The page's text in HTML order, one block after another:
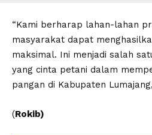
“Kami berharap lahan-lahan
masyarakat dapat
maksimal. Ini menjadi salah
yang cinta petani dalam
pangan di Kabupaten
(Rokib)